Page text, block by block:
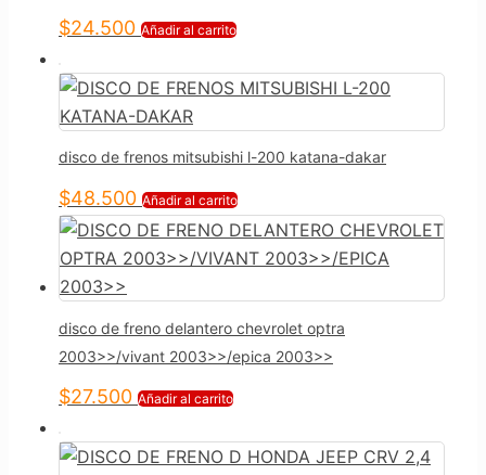
$24.500 Añadir al carrito
disco de frenos mitsubishi l-200 katana-dakar
$48.500 Añadir al carrito
disco de freno delantero chevrolet optra
2003>>/vivant 2003>>/epica 2003>>
$27.500 Añadir al carrito